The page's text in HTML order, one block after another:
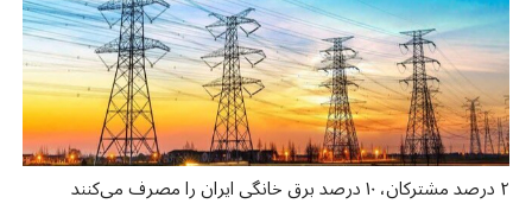
۲ درصد مشترکان، ۱۰ درصد برق خانگی ایران را مصرف می‌کنند